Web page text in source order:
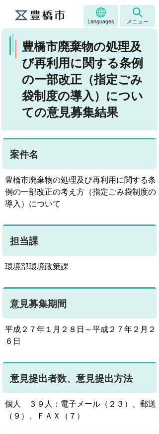
Languages メニュー
豊橋市廃棄物の処理及
び再利用に関する条例
の一部改正（指定ごみ
袋制度の導入）につい
ての意見募集結果
案件名
豊橋市廃棄物の処理及び再利用に関する条
例の一部改正の考え方（指定ごみ袋制度の
導入）について
担当課
環境部環境政策課
意見募集期間
平成２７年１月２８日～平成２７年２月２
６日
意見提出者数、意見提出方法
個人 ３９人：電子メール（２３）、郵送
（９）、ＦＡＸ（７）